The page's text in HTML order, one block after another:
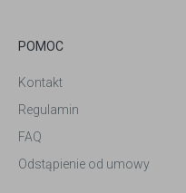
POMOC
Kontakt
Regulamin
FAQ
Odstąpienie od umowy